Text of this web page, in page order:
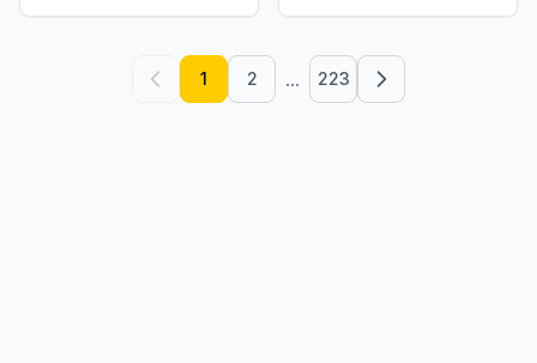
1 2 ... 223